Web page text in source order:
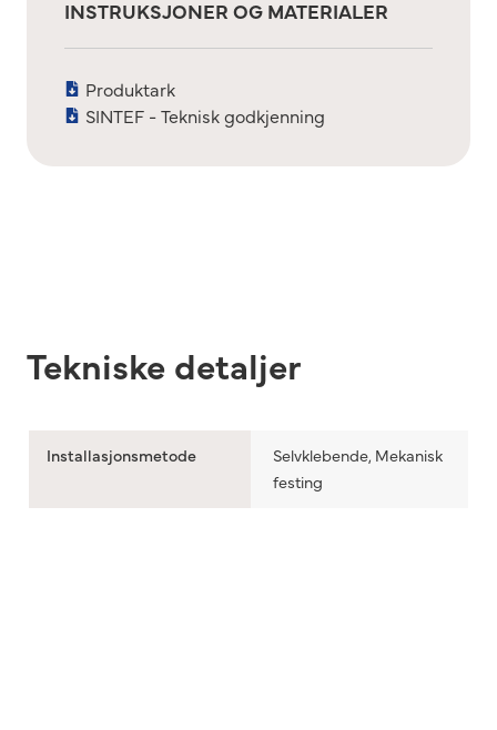
INSTRUKSJONER OG MATERIALER
Produktark
SINTEF - Teknisk godkjenning
Tekniske detaljer
Installasjonsmetode
Selvklebende, Mekanisk
festing